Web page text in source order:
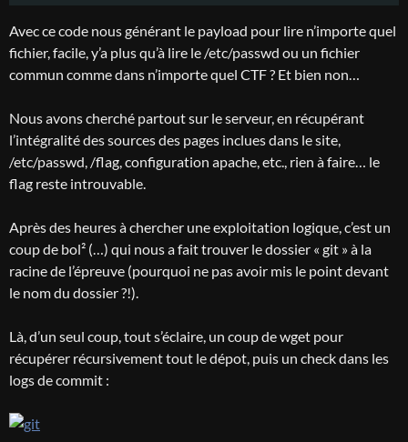
Avec ce code nous générant le payload pour lire n’importe quel
fichier, facile, y’a plus qu’à lire le /etc/passwd ou un fichier
commun comme dans n’importe quel CTF ? Et bien non…
Nous avons cherché partout sur le serveur, en récupérant
l’intégralité des sources des pages inclues dans le site,
/etc/passwd, /flag, configuration apache, etc., rien à faire… le
flag reste introuvable.
Après des heures à chercher une exploitation logique, c’est un
coup de bol² (…) qui nous a fait trouver le dossier « git » à la
racine de l’épreuve (pourquoi ne pas avoir mis le point devant
le nom du dossier ?!).
Là, d’un seul coup, tout s’éclaire, un coup de wget pour
récupérer récursivement tout le dépot, puis un check dans les
logs de commit :